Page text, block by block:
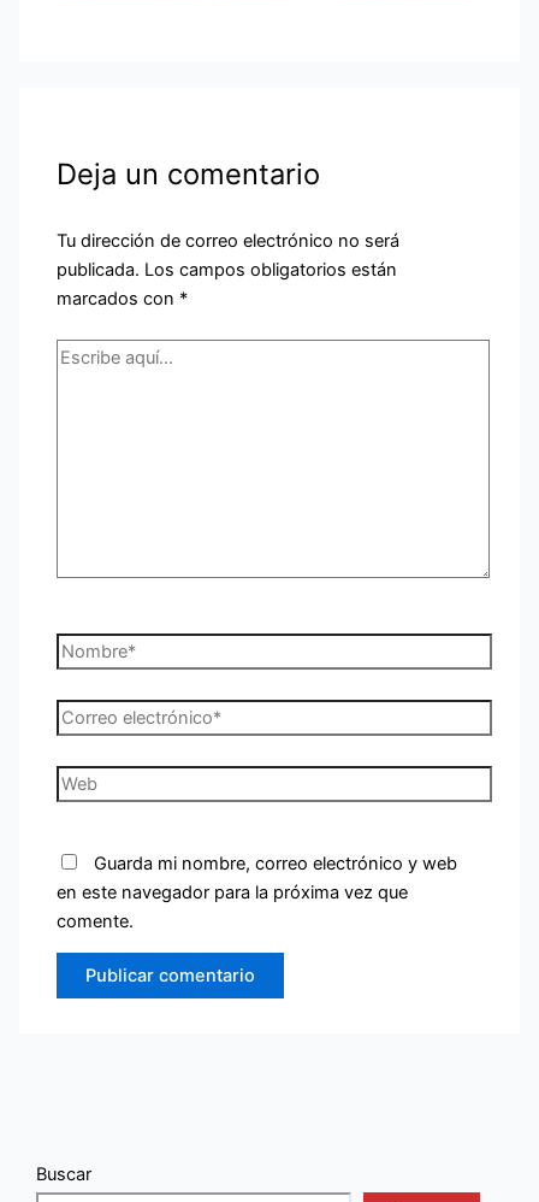
Deja un comentario
Tu dirección de correo electrónico no será
publicada. Los campos obligatorios están
marcados con *
Escribe
Nombre*
Correo
electrónico*
Web
Guarda mi nombre, correo electrónico y web
en este navegador para la próxima vez que
comente.
Buscar